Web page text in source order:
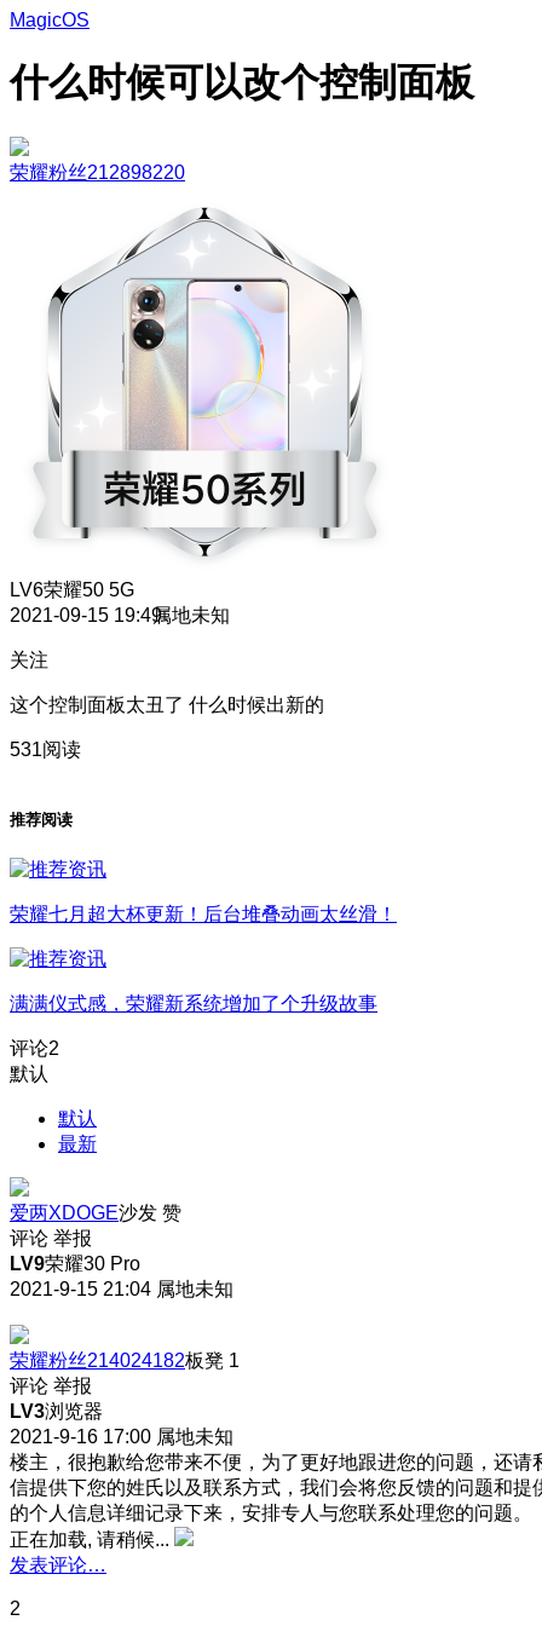
MagicOS
什么时候可以改个控制面板
荣耀粉丝212898220
LV6荣耀50 5G
2021-09-15 19:49属地未知
关注
这个控制面板太丑了 什么时候出新的
531阅读
推荐阅读
荣耀七月超大杯更新！后台堆叠动画太丝滑！
满满仪式感，荣耀新系统增加了个升级故事
评论2
默认
默认
最新
爱两XDOGE沙发 赞
评论 举报
LV9荣耀30 Pro
2021-9-15 21:04 属地未知
荣耀粉丝214024182板凳 1
评论 举报
LV3浏览器
2021-9-16 17:00 属地未知
楼主，很抱歉给您带来不便，为了更好地跟进您的问题，还请
信提供下您的姓氏以及联系方式，我们会将您反馈的问题和提
的个人信息详细记录下来，安排专人与您联系处理您的问题。
正在加载, 请稍候...
发表评论…
2